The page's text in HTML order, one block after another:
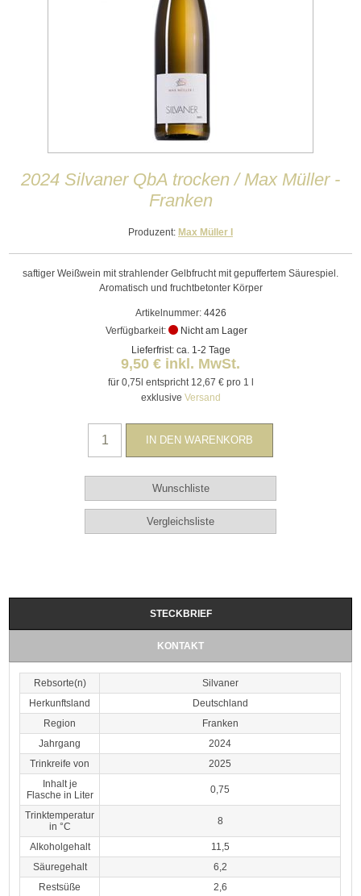
2024 Silvaner QbA trocken / Max Müller -
Franken
Produzent: Max Müller I
saftiger Weißwein mit strahlender Gelbfrucht mit gepuffertem Säurespiel.
Aromatisch und fruchtbetonter Körper
Artikelnummer: 4426
Verfügbarkeit:
Nicht am Lager
Lieferfrist: ca. 1-2 Tage
9,50 € inkl. MwSt.
für 0,75l entspricht 12,67 € pro 1 l
exklusive Versand
STECKBRIEF
KONTAKT
Rebsorte(n)
Silvaner
Herkunftsland
Deutschland
Region
Franken
Jahrgang
2024
Trinkreife von
2025
Inhalt je
Flasche in Liter
0,75
Trinktemperatur
in °C
8
Alkoholgehalt
11,5
Säuregehalt
6,2
Restsüße
2,6